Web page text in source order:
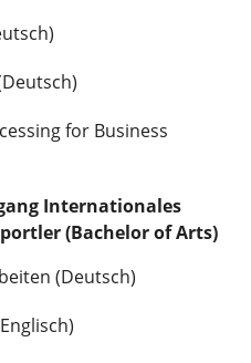
for Business
Internationales
(Bachelor of Arts)
(Deutsch)